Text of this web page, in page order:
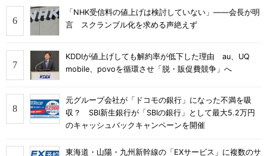
「NHK受信料の値上げは検討していない」――会長が明
言 スクランブル化を求める声絶えず
KDDIが値上げしても解約率が低下した理由 au、UQ
mobile、povoを循環させ「脱・販促費競争」へ
元グループ会社が「ドコモの銀行」になった不満を吸
収？ SBI新生銀行が「SBIの銀行」として最大5.2万円
のキャッシュバックキャンペーンを開催
東海道・山陽・九州新幹線の「EXサービス」に複数のサ